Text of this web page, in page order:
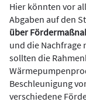
Hier könnten vor
Abgaben auf den
über
und die Nachfrage
sollten die
Beschleunigung
verschiedene